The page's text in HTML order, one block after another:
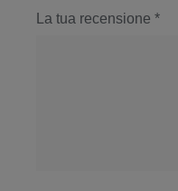
La tua recensione *